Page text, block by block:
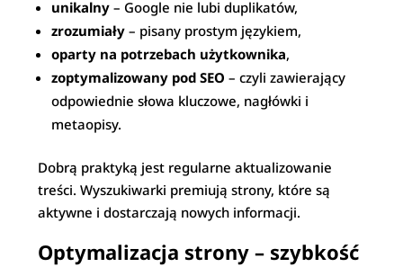
unikalny – Google nie lubi duplikatów,
zrozumiały – pisany prostym językiem,
oparty na potrzebach użytkownika,
zoptymalizowany pod SEO – czyli zawierający
odpowiednie słowa kluczowe, nagłówki i
metaopisy.
Dobrą praktyką jest regularne aktualizowanie
treści. Wyszukiwarki premiują strony, które są
aktywne i dostarczają nowych informacji.
Optymalizacja strony – szybkość